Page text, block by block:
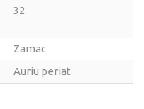
32
Zamac
Auriu periat